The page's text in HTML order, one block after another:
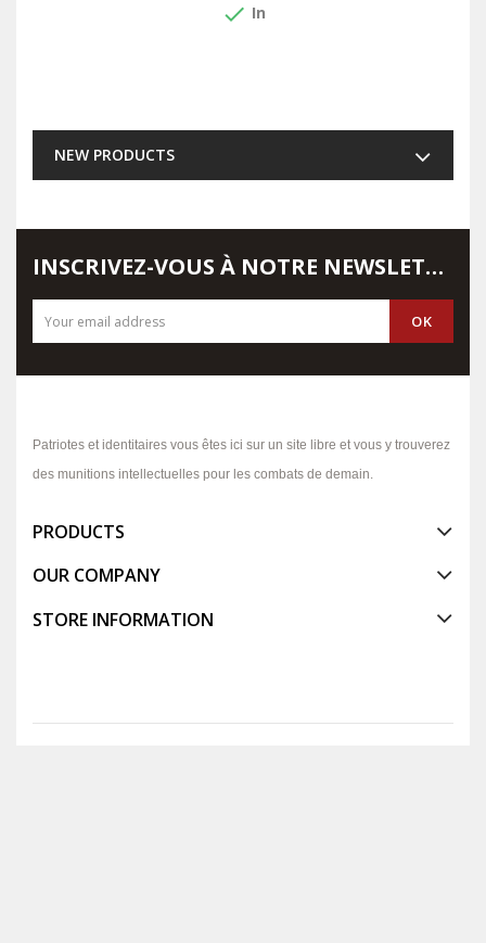
done In
NEW PRODUCTS
INSCRIVEZ-VOUS À NOTRE NEWSLETTER
Patriotes et identitaires vous êtes ici sur un site libre et vous y trouverez
des munitions intellectuelles pour les combats de demain.
PRODUCTS
OUR COMPANY
STORE INFORMATION